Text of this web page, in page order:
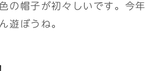
の帽子が初々しいです。今年
遊ぼうね。